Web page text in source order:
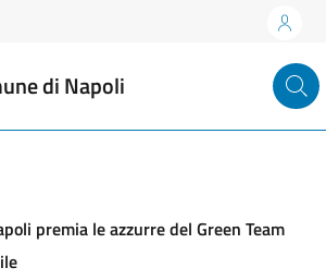
di Napoli
premia le azzurre del Green Team